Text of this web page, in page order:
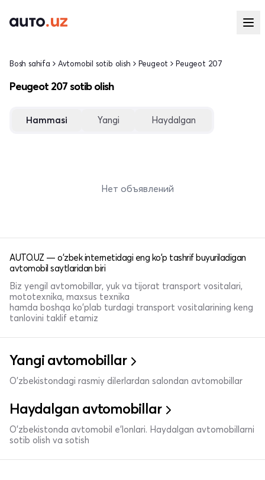
Bosh sahifa Avtomobil sotib olish Peugeot Peugeot 207
Peugeot 207 sotib olish
Hammasi Yangi Haydalgan
Нет объявлений
AUTO.UZ — o'zbek internetidagi eng ko'p tashrif buyuriladigan
avtomobil saytlaridan biri
Biz yengil avtomobillar, yuk va tijorat transport vositalari,
mototexnika, maxsus texnika
hamda boshqa ko'plab turdagi transport vositalarining keng
tanlovini taklif etamiz
Yangi avtomobillar
O'zbekistondagi rasmiy dilerlardan salondan avtomobillar
Haydalgan avtomobillar
O'zbekistonda avtomobil e’lonlari. Haydalgan avtomobillarni
sotib olish va sotish